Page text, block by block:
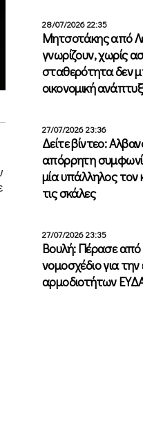
28/07/2026 22:35
Μητσοτάκης από
γνωρίζουν, χωρίς
σταθερότητα δεν
οικονομική
27/07/2026 23:36
Δείτε βίντεο:
απόρρητη
μία υπάλληλος τον
τις σκάλες
27/07/2026 23:35
Βουλή: Πέρασε
νομοσχέδιο για
αρμοδιοτήτων